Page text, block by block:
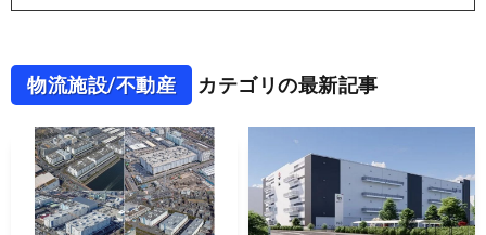
物流施設/不動産 カテゴリの最新記事